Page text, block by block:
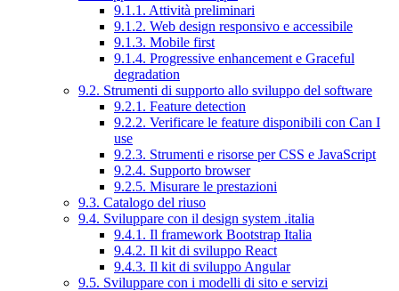
9.1.1. Attività preliminari
9.1.2. Web design responsivo e accessibile
9.1.3. Mobile first
9.1.4. Progressive enhancement e Graceful
degradation
9.2. Strumenti di supporto allo sviluppo del software
9.2.1. Feature detection
9.2.2. Verificare le feature disponibili con Can I
use
9.2.3. Strumenti e risorse per CSS e JavaScript
9.2.4. Supporto browser
9.2.5. Misurare le prestazioni
9.3. Catalogo del riuso
9.4. Sviluppare con il design system .italia
9.4.1. Il framework Bootstrap Italia
9.4.2. Il kit di sviluppo React
9.4.3. Il kit di sviluppo Angular
9.5. Sviluppare con i modelli di sito e servizi